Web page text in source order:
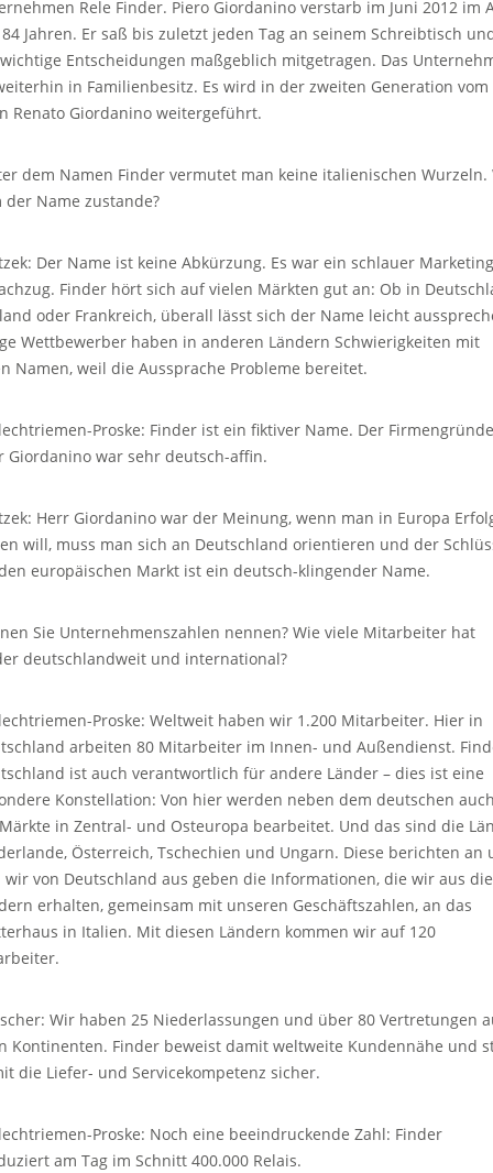
Rele Finder. Piero Giordanino verstarb im Juni 2012 im
Jahren. Er saß bis zuletzt jeden Tag an seinem Schreibtisch
Entscheidungen maßgeblich mitgetragen. Das
in Familienbesitz. Es wird in der zweiten Generation vom
Renato Giordanino weitergeführt.
dem Namen Finder vermutet man keine italienischen Wurzeln.
der Name zustande?
Der Name ist keine Abkürzung. Es war ein schlauer
Finder hört sich auf vielen Märkten gut an: Ob in
oder Frankreich, überall lässt sich der Name leicht
Wettbewerber haben in anderen Ländern Schwierigkeiten mit
Namen, weil die Aussprache Probleme bereitet.
Proske: Finder ist ein fiktiver Name. Der
Giordanino war sehr deutsch-affin.
Herr Giordanino war der Meinung, wenn man in Europa
will, muss man sich an Deutschland orientieren und der
europäischen Markt ist ein deutsch-klingender Name.
Sie Unternehmenszahlen nennen? Wie viele Mitarbeiter hat
deutschlandweit und international?
Proske: Weltweit haben wir 1.200 Mitarbeiter. Hier in
arbeiten 80 Mitarbeiter im Innen- und Außendienst.
ist auch verantwortlich für andere Länder – dies ist eine
Konstellation: Von hier werden neben dem deutschen
in Zentral- und Osteuropa bearbeitet. Und das sind die
Österreich, Tschechien und Ungarn. Diese berichten an
wir von Deutschland aus geben die Informationen, die wir aus
erhalten, gemeinsam mit unseren Geschäftszahlen, an das
in Italien. Mit diesen Ländern kommen wir auf 120
Wir haben 25 Niederlassungen und über 80 Vertretungen
Kontinenten. Finder beweist damit weltweite Kundennähe und
die Liefer- und Servicekompetenz sicher.
Proske: Noch eine beeindruckende Zahl: Finder
am Tag im Schnitt 400.000 Relais.